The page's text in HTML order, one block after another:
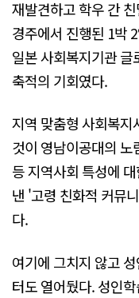
재발견하고 학우 간
경주에서 진행된 1박
일본 사회복지기관
축적의 기회였다.
지역 맞춤형 사회복
것이 영남이공대의 노
등 지역사회 특성에
낸 '고령 친화적 커뮤
다.
여기에 그치지 않고
터도 열어뒀다. 성인